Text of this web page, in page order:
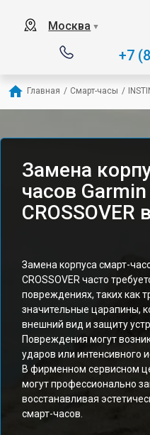
Москва ▼
+7
Главная / Смарт-часы /
Замена
часов
CROSSOVER
Замена корпуса смарт-
CROSSOVER часто
повреждениях, таких как
значительные царапины,
внешний вид и защиту
Повреждения могут
ударов или интенсивного
В фирменном сервисном
могут профессионально
восстанавливая
смарт-часов.